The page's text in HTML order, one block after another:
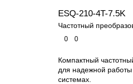
ESQ-210-4T-7.5K
Частотный
0 0
Компактный
для надежной работы
системах.